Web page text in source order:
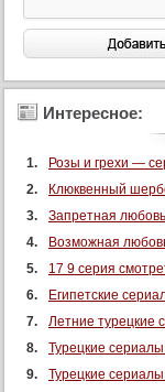
Интересное:
Розы и грехи —
Клюквенный
Запретная
Возможная
17 9 серия
Египетские
Летние турецкие
Турецкие
Турецкие